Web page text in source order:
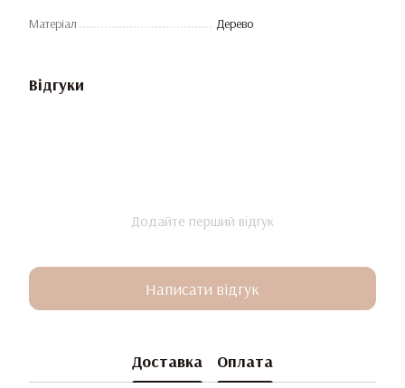
Матеріал Дерево
Відгуки
Додайте перший відгук
Написати відгук
Доставка Оплата